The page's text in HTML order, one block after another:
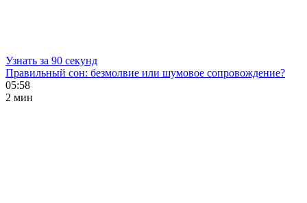
Узнать за 90 секунд
Правильный сон: безмолвие или шумовое сопровождение?
05:58
2 мин